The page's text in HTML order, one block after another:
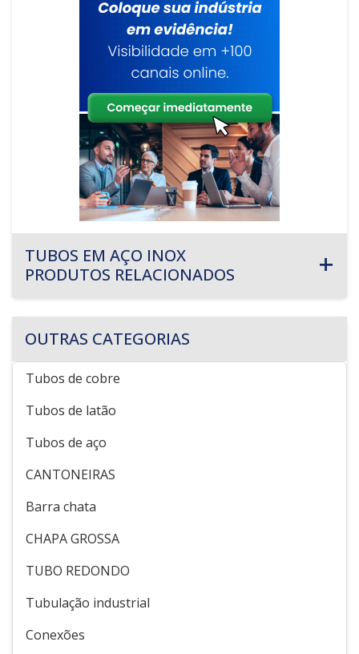
TUBOS EM AÇO INOX
PRODUTOS RELACIONADOS
OUTRAS CATEGORIAS
Tubos de cobre
Tubos de latão
Tubos de aço
CANTONEIRAS
Barra chata
CHAPA GROSSA
TUBO REDONDO
Tubulação industrial
Conexões